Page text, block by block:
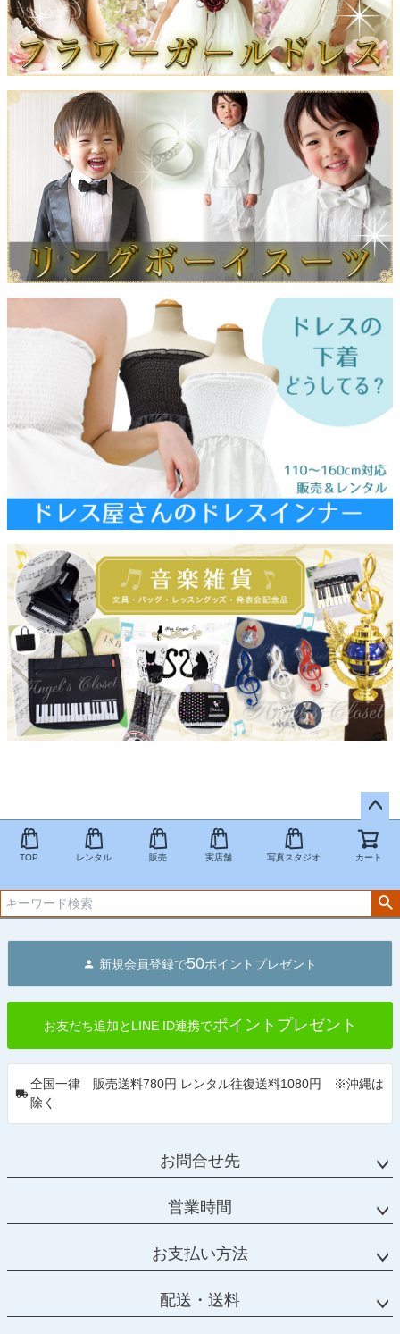
ペー
ジト
TOP レンタル 販売 実店舗 写真スタジオ カート
新規会員登録で50ポイントプレゼント
お友だち追加とLINE ID連携でポイントプレゼント
全国一律 販売送料780円 レンタル往復送料1080円 ※沖縄は
除く
お問合せ先
営業時間
お支払い方法
配送・送料